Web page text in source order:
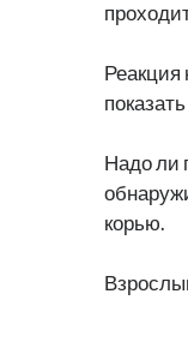
Реакция
Надо ли
корью.